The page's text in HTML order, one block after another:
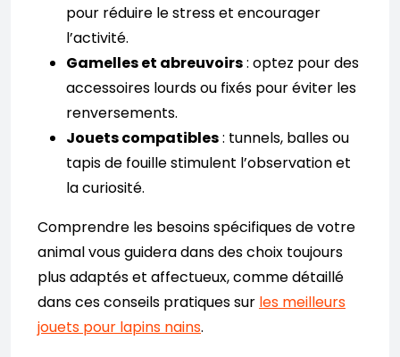
pour réduire le stress et encourager
l’activité.
Gamelles et abreuvoirs: optez pour des
accessoires lourds ou fixés pour éviter les
renversements.
Jouets compatibles: tunnels, balles ou
tapis de fouille stimulent l’observation et
la curiosité.
Comprendre les besoins spécifiques de votre
animal vous guidera dans des choix toujours
plus adaptés et affectueux, comme détaillé
dans ces conseils pratiques sur les meilleurs
jouets pour lapins nains.